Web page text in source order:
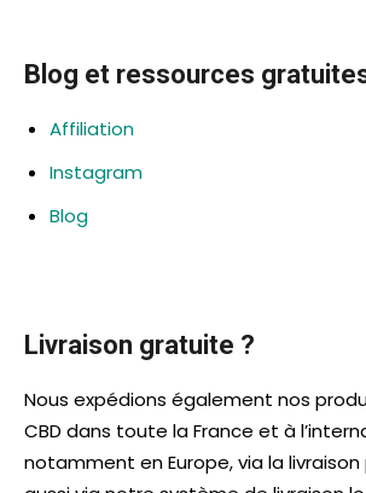
Blog et ressources
Affiliation
Instagram
Blog
Livraison gratuite ?
Nous expédions également nos
CBD dans toute la France et à
notamment en Europe, via la livraison